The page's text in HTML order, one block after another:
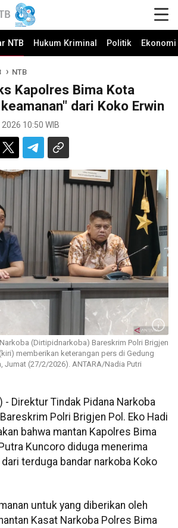
NTB Hukum Kriminal Politik
NTB
Kapolres Bima Kota
dari Koko Erwin
10:50 WIB
(Dirtipidnarkoba) Bareskrim Polri Brigjen
memberikan keterangan pers di Gedung
Jumat (27/2/2026). ANTARA/Nadia Putri
- Direktur Tindak Pidana Narkoba
Polri Brigjen Pol. Eko Hadi
bahwa mantan Kapolres Bima
Kuncoro diduga menerima
dari terduga bandar narkoba Koko
untuk yang diberikan oleh
Kasat Narkoba Polres Bima